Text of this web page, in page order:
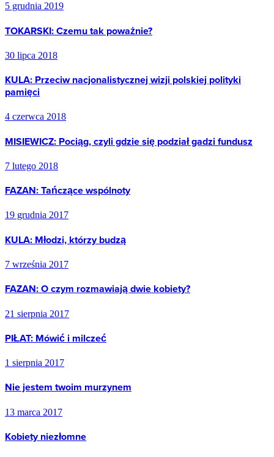
5 grudnia 2019
TOKARSKI: Czemu tak poważnie?
30 lipca 2018
KULA: Przeciw nacjonalistycznej wizji polskiej polityki
pamięci
4 czerwca 2018
MISIEWICZ: Pociąg, czyli gdzie się podział gadzi fundusz
7 lutego 2018
FAZAN: Tańczące wspólnoty
19 grudnia 2017
KULA: Młodzi, którzy budzą
7 września 2017
FAZAN: O czym rozmawiają dwie kobiety?
21 sierpnia 2017
PIŁAT: Mówić i milczeć
1 sierpnia 2017
Nie jestem twoim murzynem
13 marca 2017
Kobiety niezłomne